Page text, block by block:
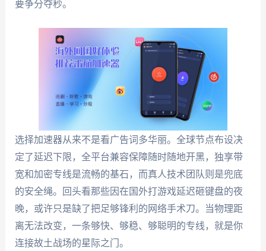
要争分夺秒。
选择加速器从来不是看广告词多华丽。全球节点布设决
定了延迟下限，全平台兼容保障随时随地开黑，独享带
宽和加密专线是流畅的基石，而真人技术团队则是兜底
的安全绳。回头看那些因在国外打游戏延迟砸键盘的夜
晚，或许只是缺了把足够锋利的网络手术刀。当物理距
离无法改变，一条够快、够稳、够聪明的专线，就是你
连接故土战场的星际之门。